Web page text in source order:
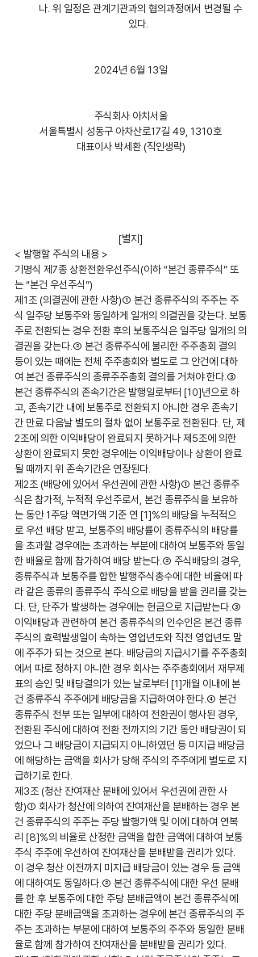
나. 위 일정은 관계기관과의 협의과정에서 변경될 수
있다.
2024년 6월 13일
주식회사 아치서울
서울특별시 성동구 아차산로17길 49, 1310호
대표이사 박세환 (직인생략)
[별지]
< 발행할 주식의 내용 >
기명식 제7종 상환전환우선주식(이하 “본건 종류주식” 또
는 “본건 우선주식”)
제1조 (의결권에 관한 사항)① 본건 종류주식의 주주는 주
식 일주당 보통주와 동일하게 일개의 의결권을 갖는다. 보통
주로 전환되는 경우 전환 후의 보통주식은 일주당 일개의 의
결권을 갖는다.② 본건 종류주식에 불리한 주주총회 결의
등이 있는 때에는 전체 주주총회와 별도로 그 안건에 대하
여 본건 종류주식의 종류주주총회 결의를 거쳐야 한다.③
본건 종류주식의 존속기간은 발행일로부터 [10]년으로 하
고, 존속기간 내에 보통주로 전환되지 아니한 경우 존속기
간 만료 다음날 별도의 절차 없이 보통주로 전환된다. 단, 제
2조에 의한 이익배당이 완료되지 못하거나 제5조에 의한
상환이 완료되지 못한 경우에는 이익배당이나 상환이 완료
될 때까지 위 존속기간은 연장된다.
제2조 (배당에 있어서 우선권에 관한 사항)① 본건 종류주
식은 참가적, 누적적 우선주로서, 본건 종류주식을 보유하
는 동안 1주당 액면가액 기준 연 [1]%의 배당을 누적적으
로 우선 배당 받고, 보통주의 배당률이 종류주식의 배당률
을 초과할 경우에는 초과하는 부분에 대하여 보통주와 동일
한 배율로 함께 참가하여 배당 받는다.② 주식배당의 경우,
종류주식과 보통주를 합한 발행주식총수에 대한 비율에 따
라 같은 종류의 종류주식 주식으로 배당을 받을 권리를 갖는
다. 단, 단주가 발생하는 경우에는 현금으로 지급받는다.③
이익배당과 관련하여 본건 종류주식의 인수인은 본건 종류
주식의 효력발생일이 속하는 영업년도와 직전 영업년도 말
에 주주가 되는 것으로 본다. 배당금의 지급시기를 주주총회
에서 따로 정하지 아니한 경우 회사는 주주총회에서 재무제
표의 승인 및 배당결의가 있는 날로부터 [1]개월 이내에 본
건 종류주식 주주에게 배당금을 지급하여야 한다.④ 본건
종류주식 전부 또는 일부에 대하여 전환권이 행사된 경우,
전환된 주식에 대하여 전환 전까지의 기간 동안 배당권이 되
었으나 그 배당금이 지급되지 아니하였던 등 미지급 배당금
에 해당하는 금액을 회사가 당해 주식의 주주에게 별도로 지
급하기로 한다.
제3조 (청산 잔여재산 분배에 있어서 우선권에 관한 사
항)① 회사가 청산에 의하여 잔여재산을 분배하는 경우 본
건 종류주식의 주주는 주당 발행가액 및 이에 대하여 연복
리 [8]%의 비율로 산정한 금액을 합한 금액에 대하여 보통
주식 주주에 우선하여 잔여재산을 분배받을 권리가 있다.
이 경우 청산 이전까지 미지급 배당금이 있는 경우 등 금액
에 대하여도 동일하다.② 본건 종류주식에 대한 우선 분배
를 한 후 보통주에 대한 주당 분배금액이 본건 종류주식에
대한 주당 분배금액을 초과하는 경우에 본건 종류주식의 주
주는 초과하는 부분에 대하여 보통주의 주주와 동일한 분배
율로 함께 참가하여 잔여재산을 분배받을 권리가 있다.